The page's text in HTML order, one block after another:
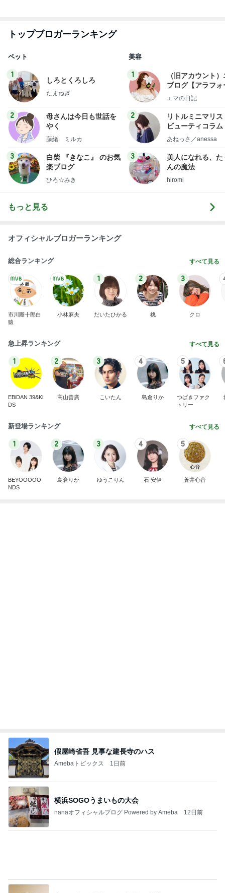
トップブロガーランキング
ペット
1
しろとくろしろ
たまねぎ
2
母さんは今日も世話を
やく
藤緒 ミルカ
3
白柴 『きなこ』 のお気
楽ブログ
ひろ☆みき
美容
1
（旧アカウント
ブログ【アラフォ
社売却セカンドラ
エマの日記
2
リトルミニマリス
ビューティコラ
little
あねっさ／anessa
3
美人になれる、た
んの魔法
hiromi
もっと見る
オフィシャルブロガーランキング
総合ランキング すべて見る
市川團十郎白
猿
小林麻央
1
だいたひかる
2
桃
3
クロ
急上昇ランキング すべて見る
1
EBiDAN 39&Ki
DS
2
高山善廣
3
こいたん
4
島倉りか
5
つばきファク
トリー
新登場ランキング すべて見る
1
BEYOOOOO
NDS
2
島倉りか
3
ゆうこりん
4
石 安伊
5
蒼井心音
假屋崎省吾 見事な建長寺のハス
Amebaトピックス 1日前
横浜SOGOうまいもの大会
nanaオフィシャルブログ Powered by Ameba 12日前